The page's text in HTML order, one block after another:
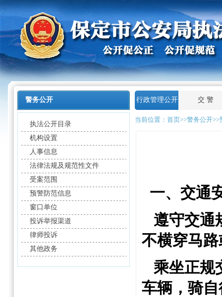
警务公开
执法公开目录
机构设置
人事信息
法律法规及规范性文件
受案范围
预警防范信息
窗口单位
投诉举报渠道
律师投诉
其他政务
行政管理公开 交 警
当前位置： 首页>>警务公开
一、交通
遵守交通
不横穿马
乘坐正规
车辆，骑